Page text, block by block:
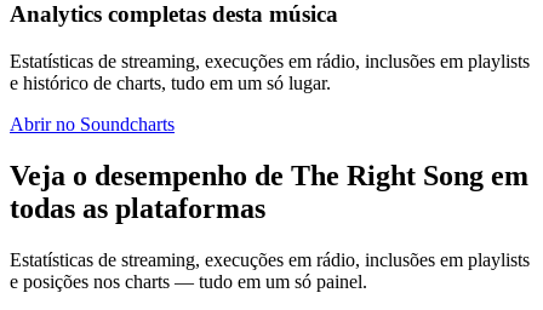
Analytics completas desta música
Estatísticas de streaming, execuções em rádio, inclusões em playlists
e histórico de charts, tudo em um só lugar.
Abrir no Soundcharts
Veja o desempenho de The Right Song em
todas as plataformas
Estatísticas de streaming, execuções em rádio, inclusões em playlists
e posições nos charts — tudo em um só painel.